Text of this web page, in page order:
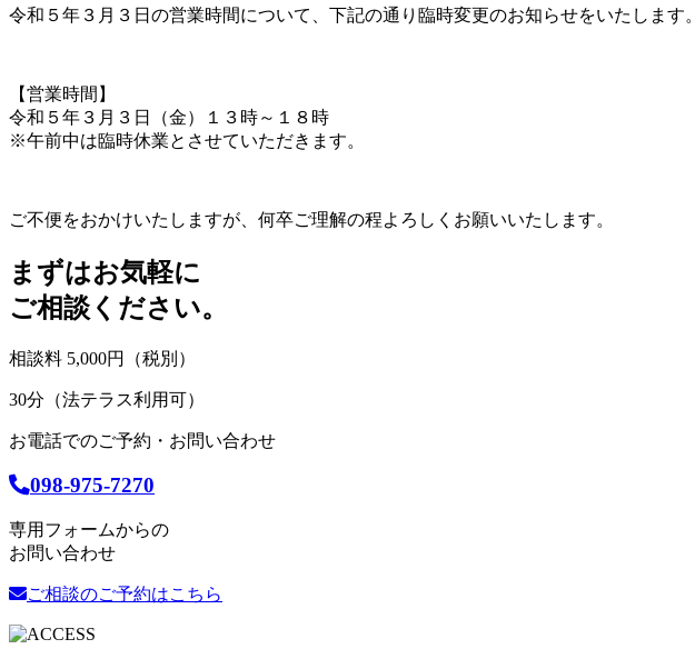
令和５年３月３日の営業時間について、下記の通り臨時変更のお知らせをいたします。
【営業時間】
令和５年３月３日（金）１３時～１８時
※午前中は臨時休業とさせていただきます。
ご不便をおかけいたしますが、何卒ご理解の程よろしくお願いいたします。
まずはお気軽に
ご相談ください。
相談料 5,000円（税別）
30分（法テラス利用可）
お電話でのご予約・お問い合わせ
098-975-7270
専用フォームからの
お問い合わせ
ご相談のご予約はこちら